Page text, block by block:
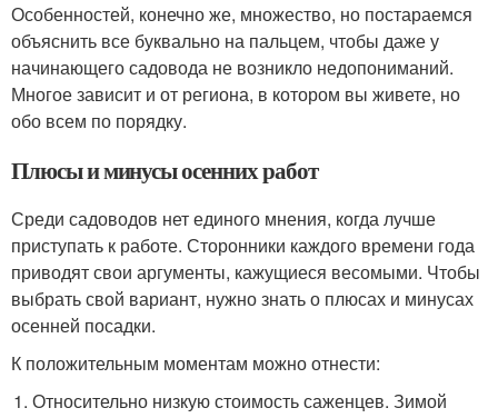
Особенностей, конечно же, множество, но постараемся
объяснить все буквально на пальцем, чтобы даже у
начинающего садовода не возникло недопониманий.
Многое зависит и от региона, в котором вы живете, но
обо всем по порядку.
Плюсы и минусы осенних работ
Среди садоводов нет единого мнения, когда лучше
приступать к работе. Сторонники каждого времени года
приводят свои аргументы, кажущиеся весомыми. Чтобы
выбрать свой вариант, нужно знать о плюсах и минусах
осенней посадки.
К положительным моментам можно отнести:
Относительно низкую стоимость саженцев. Зимой